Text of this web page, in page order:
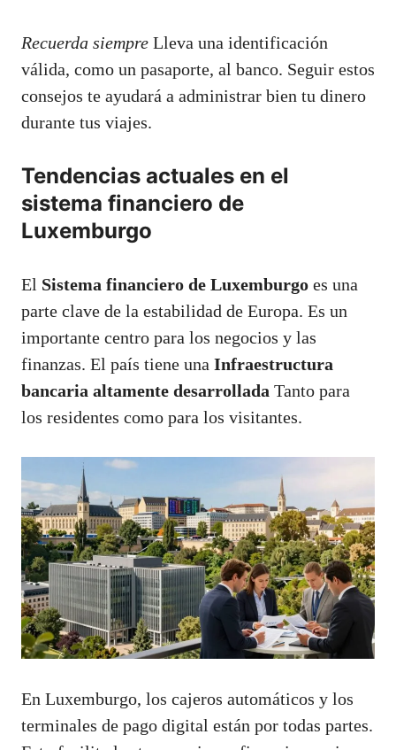
Recuerda siempre Lleva una identificación
válida, como un pasaporte, al banco. Seguir estos
consejos te ayudará a administrar bien tu dinero
durante tus viajes.
Tendencias actuales en el
sistema financiero de
Luxemburgo
El Sistema financiero de Luxemburgo es una
parte clave de la estabilidad de Europa. Es un
importante centro para los negocios y las
finanzas. El país tiene una Infraestructura
bancaria altamente desarrollada Tanto para
los residentes como para los visitantes.
En Luxemburgo, los cajeros automáticos y los
terminales de pago digital están por todas partes.